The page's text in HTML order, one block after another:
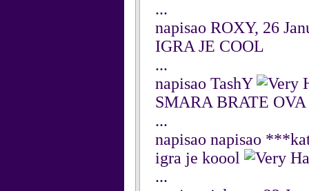
...
napisao ROXY, 26
IGRA JE COOL
...
napisao TashY
SMARA BRATE
...
napisao napisao
igra je koool
...